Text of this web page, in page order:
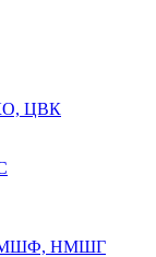
ЦВК
НМШГ